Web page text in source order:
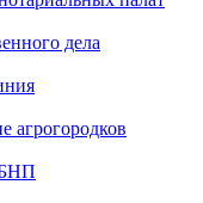
дела
агрогородков
БНП